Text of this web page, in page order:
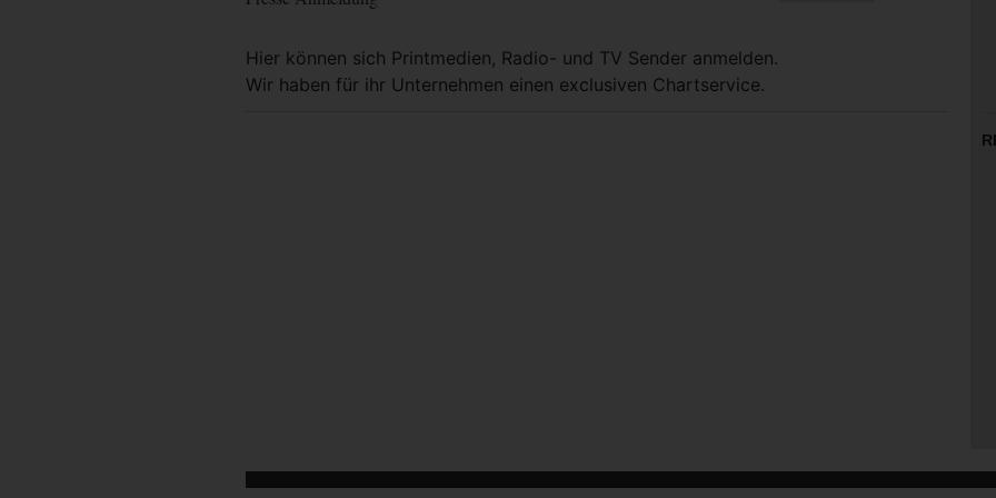
Hier können sich Printmedien, Radio- und TV Sender anmelden.
Wir haben für ihr Unternehmen einen exclusiven Chartservice.